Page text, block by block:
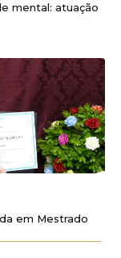
mental: atuação
em Mestrado